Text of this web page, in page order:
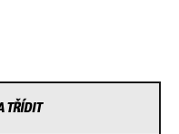
TŘÍDIT